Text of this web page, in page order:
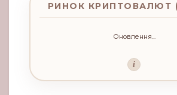
РИНОК КРИПТОВАЛЮТ
Оновлення...
i